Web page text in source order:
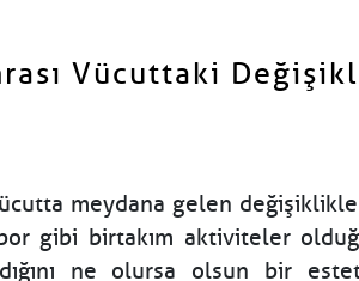
Vücuttaki
meydana gelen
gibi birtakım aktiviteler
ne olursa olsun bir